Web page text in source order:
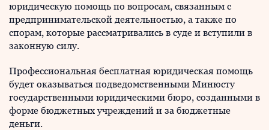
юридическую помощь по вопросам, связанным с
предпринимательской деятельностью, а также по
спорам, которые рассматривались в суде и вступили в
законную силу.
Профессиональная бесплатная юридическая помощь
будет оказываться подведомственными Минюсту
государственными юридическими бюро, созданными в
форме бюджетных учреждений и за бюджетные
деньги.